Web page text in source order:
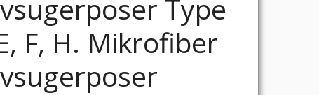
Type
F, H. Mikrofiber